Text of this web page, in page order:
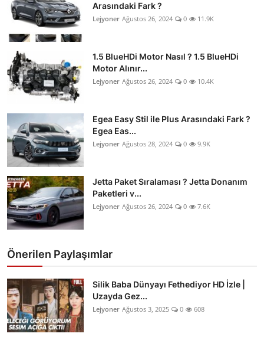
Arasındaki Fark ?
Lejyoner Ağustos 26, 2024 0 11.9K
1.5 BlueHDi Motor Nasıl ? 1.5 BlueHDi
Motor Alınır...
Lejyoner Ağustos 26, 2024 0 10.4K
Egea Easy Stil ile Plus Arasındaki Fark ?
Egea Eas...
Lejyoner Ağustos 28, 2024 0 9.9K
Jetta Paket Sıralaması ? Jetta Donanım
Paketleri v...
Lejyoner Ağustos 26, 2024 0 7.6K
Önerilen Paylaşımlar
Silik Baba Dünyayı Fethediyor HD İzle |
Uzayda Gez...
Lejyoner Ağustos 3, 2025 0 608